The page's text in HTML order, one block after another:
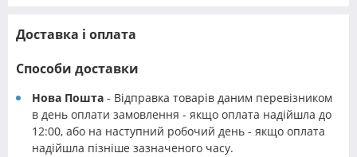
Доставка і оплата
Способи доставки
Нова Пошта - Відправка товарів даним перевізником
в день оплати замовлення - якщо оплата надійшла до
12:00, або на наступний робочий день - якщо оплата
надійшла пізніше зазначеного часу.